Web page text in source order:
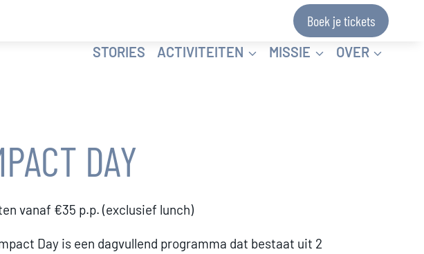
SCHOLEN
STORIES ACTIVITEITEN MISSIE OVER
DAY
vanaf €35 p.p. (exclusief lunch)
Day is een dagvullend programma dat bestaat uit 2
Boek je tickets